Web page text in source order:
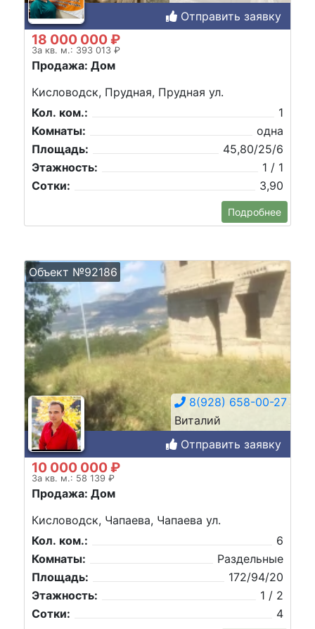
Отправить заявку
18 000 000 ₽
За кв. м.: 393 013 ₽
Продажа: Дом
Кисловодск, Прудная, Прудная ул.
Кол. ком.:
1
Комнаты:
одна
Площадь:
45,80/25/6
Этажность:
1 / 1
Сотки:
3,90
Подробнее
Объект №92186
8(928) 658-00-27
Виталий
Отправить заявку
10 000 000 ₽
За кв. м.: 58 139 ₽
Продажа: Дом
Кисловодск, Чапаева, Чапаева ул.
Кол. ком.:
6
Комнаты:
Раздельные
Площадь:
172/94/20
Этажность:
1 / 2
Сотки:
4